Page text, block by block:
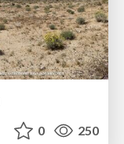
0 250